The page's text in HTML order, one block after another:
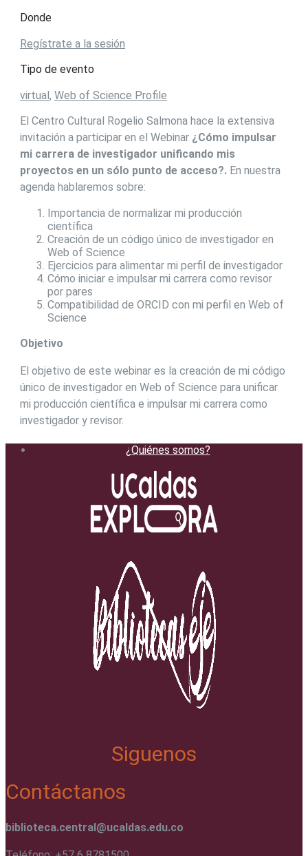
Donde
Regístrate a la sesión
Tipo de evento
virtual , Web of Science Profile
El Centro Cultural Rogelio Salmona hace la extensiva
invitación a participar en el Webinar ¿Cómo impulsar
mi carrera de investigador unificando mis
proyectos en un sólo punto de acceso?. En nuestra
agenda hablaremos sobre:
Importancia de normalizar mi producción
científica
Creación de un código único de investigador en
Web of Science
Ejercicios para alimentar mi perfil de investigador
Cómo iniciar e impulsar mi carrera como revisor
por pares
Compatibilidad de ORCID con mi perfil en Web of
Science
Objetivo
El objetivo de este webinar es la creación de mi código
único de investigador en Web of Science para unificar
mi producción científica e impulsar mi carrera como
investigador y revisor.
¿Quiénes somos?
Siguenos
Contáctanos
biblioteca.central@ucaldas.edu.co